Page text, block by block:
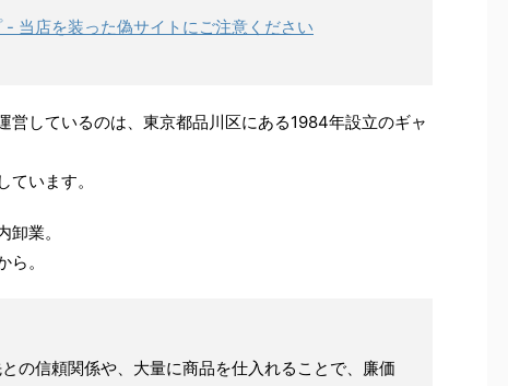
- 当店を装った偽サイトにご注意ください
営しているのは、東京都品川区にある1984年設立のギャ
います。
業。
。
の信頼関係や、大量に商品を仕入れることで、廉価